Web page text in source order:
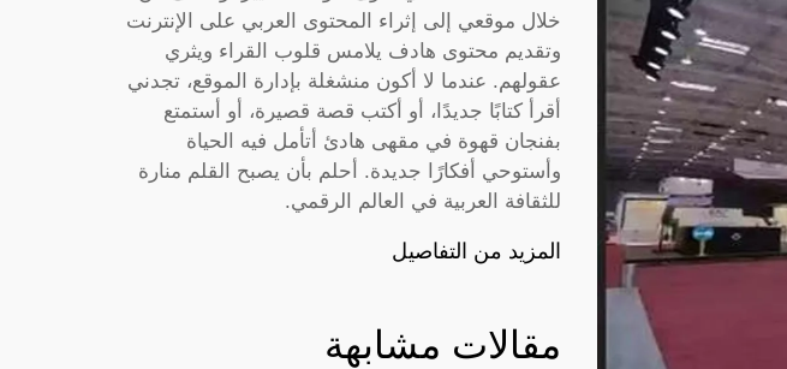
خلال موقعي إلى إثراء المحتوى العربي على الإنترنت
وتقديم محتوى هادف يلامس قلوب القراء ويثري
عقولهم. عندما لا أكون منشغلة بإدارة الموقع، تجدني
أقرأ كتابًا جديدًا، أو أكتب قصة قصيرة، أو أستمتع
بفنجان قهوة في مقهى هادئ أتأمل فيه الحياة
وأستوحي أفكارًا جديدة. أحلم بأن يصبح القلم منارة
للثقافة العربية في العالم الرقمي.
المزيد من التفاصيل
مقالات مشابهة